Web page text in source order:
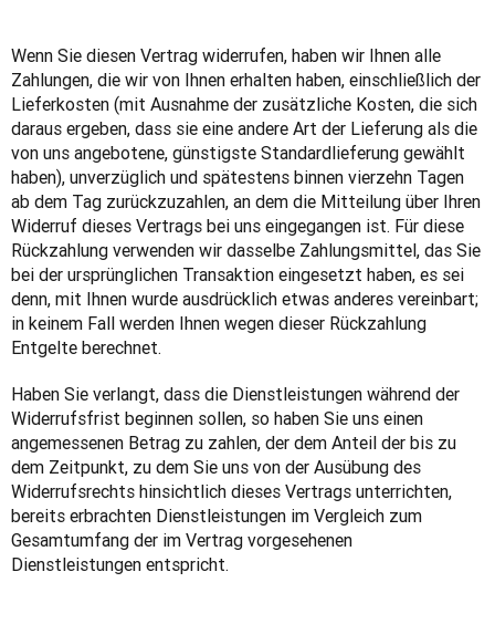
Wenn Sie diesen Vertrag widerrufen, haben wir Ihnen alle
Zahlungen, die wir von Ihnen erhalten haben, einschließlich der
Lieferkosten (mit Ausnahme der zusätzliche Kosten, die sich
daraus ergeben, dass sie eine andere Art der Lieferung als die
von uns angebotene, günstigste Standardlieferung gewählt
haben), unverzüglich und spätestens binnen vierzehn Tagen
ab dem Tag zurückzuzahlen, an dem die Mitteilung über Ihren
Widerruf dieses Vertrags bei uns eingegangen ist. Für diese
Rückzahlung verwenden wir dasselbe Zahlungsmittel, das Sie
bei der ursprünglichen Transaktion eingesetzt haben, es sei
denn, mit Ihnen wurde ausdrücklich etwas anderes vereinbart;
in keinem Fall werden Ihnen wegen dieser Rückzahlung
Entgelte berechnet.
Haben Sie verlangt, dass die Dienstleistungen während der
Widerrufsfrist beginnen sollen, so haben Sie uns einen
angemessenen Betrag zu zahlen, der dem Anteil der bis zu
dem Zeitpunkt, zu dem Sie uns von der Ausübung des
Widerrufsrechts hinsichtlich dieses Vertrags unterrichten,
bereits erbrachten Dienstleistungen im Vergleich zum
Gesamtumfang der im Vertrag vorgesehenen
Dienstleistungen entspricht.